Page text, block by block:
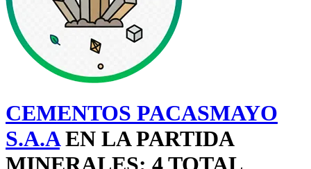
CEMENTOS PACASMAYO
S.A.AEN LA PARTIDA